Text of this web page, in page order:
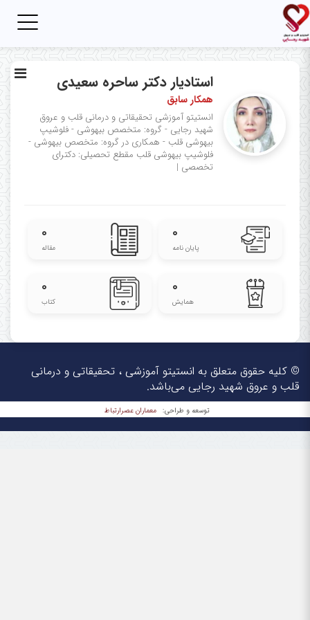
استادیار دکتر ساحره سعیدی
همکار سابق
انستیتو آموزشی تحقیقاتی و درمانی قلب و عروق
شهید رجایی - گروه: متخصص بیهوشی - فلوشیپ
بیهوشی قلب - همکاری در گروه: متخصص بیهوشی -
فلوشیپ بیهوشی قلب مقطع تحصیلی: دکترای
تخصصی |
۰
پایان نامه
۰
مقاله
۰
همایش
۰
کتاب
© کلیه حقوق متعلق به انستیتو آموزشی ، تحقیقاتی و درمانی
قلب و عروق شهید رجایی می‌باشد.
توسعه و طراحی: معماران عصر‌ارتباط